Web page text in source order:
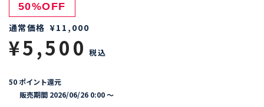
50%OFF
通常価格 ¥11,000
¥5,500 税込
50 ポイント還元
販売期間 2026/06/26 0:00〜